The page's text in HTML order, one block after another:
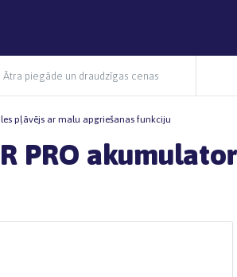
Ātra piegāde un draudzīgas cenas
pļāvējs ar malu apgriešanas funkciju
PRO